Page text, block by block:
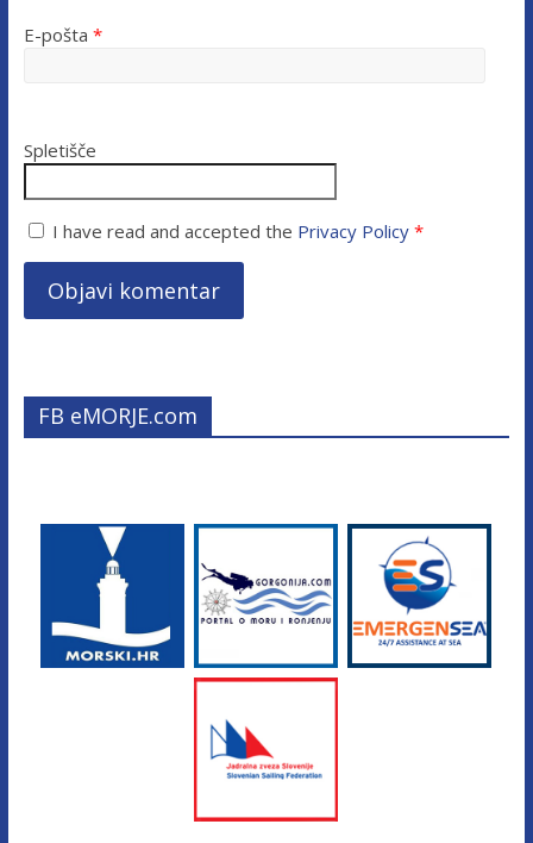
E-pošta *
Spletišče
I have read and accepted the Privacy Policy*
FB eMORJE.com